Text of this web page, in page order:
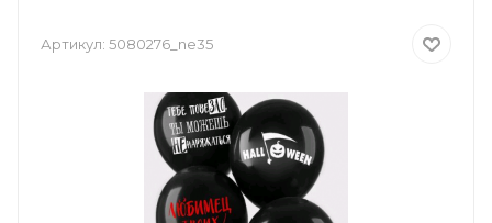
Артикул: 5080276_ne35